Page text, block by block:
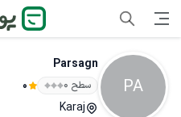
PA
Parsagn
سطح ۰ 0
Karaj